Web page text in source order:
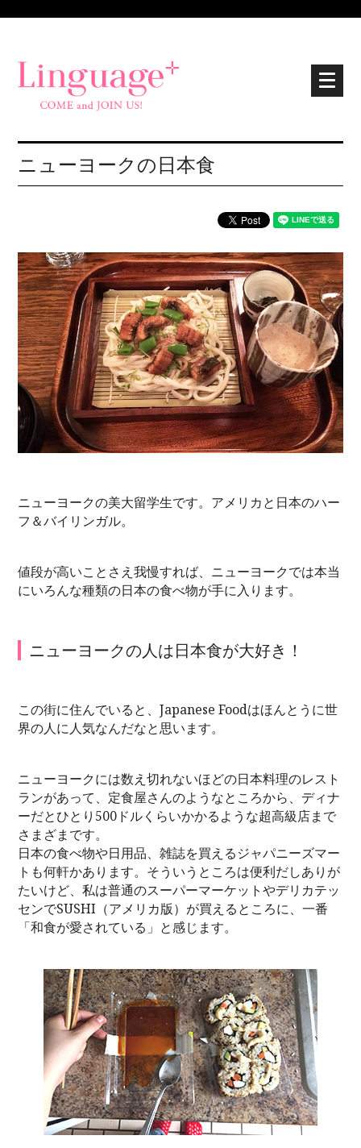
ニューヨークの日本食
ニューヨークの美大留学生です。アメリカと日本のハー
フ＆バイリンガル。
値段が高いことさえ我慢すれば、ニューヨークでは本当
にいろんな種類の日本の食べ物が手に入ります。
ニューヨークの人は日本食が大好き！
この街に住んでいると、Japanese Foodはほんとうに世
界の人に人気なんだなと思います。
ニューヨークには数え切れないほどの日本料理のレスト
ランがあって、定食屋さんのようなところから、ディナ
ーだとひとり500ドルくらいかかるような超高級店まで
さまざまです。
日本の食べ物や日用品、雑誌を買えるジャパニーズマー
トも何軒かあります。そういうところは便利だしありが
たいけど、私は普通のスーパーマーケットやデリカテッ
センでSUSHI（アメリカ版）が買えるところに、一番
「和食が愛されている」と感じます。